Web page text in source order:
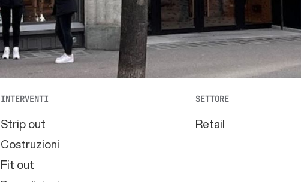
INTERVENTI
Strip out
Costruzioni
Fit out
SETTORE
Retail